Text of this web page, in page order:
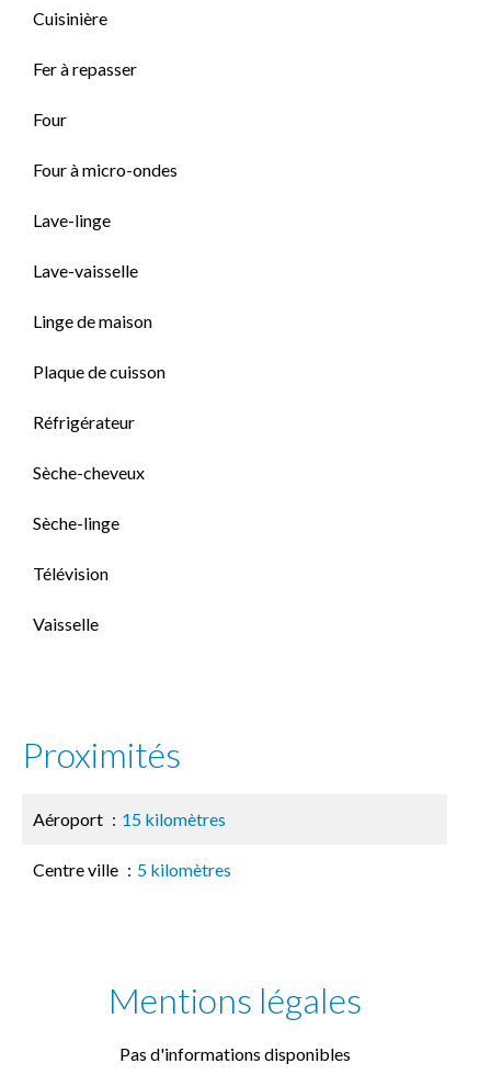
Cuisinière
Fer à repasser
Four
Four à micro-ondes
Lave-linge
Lave-vaisselle
Linge de maison
Plaque de cuisson
Réfrigérateur
Sèche-cheveux
Sèche-linge
Télévision
Vaisselle
Proximités
Aéroport 15 kilomètres
Centre ville 5 kilomètres
Mentions légales
Pas d'informations disponibles